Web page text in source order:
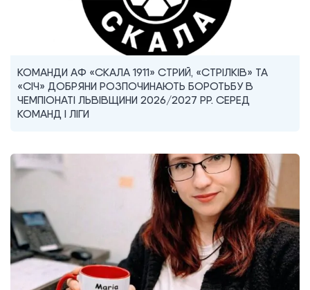
КОМАНДИ АФ «СКАЛА 1911» СТРИЙ, «СТРІЛКІВ» ТА
«СІЧ» ДОБРЯНИ РОЗПОЧИНАЮТЬ БОРОТЬБУ В
ЧЕМПІОНАТІ ЛЬВІВЩИНИ 2026/2027 РР. СЕРЕД
КОМАНД I ЛІГИ